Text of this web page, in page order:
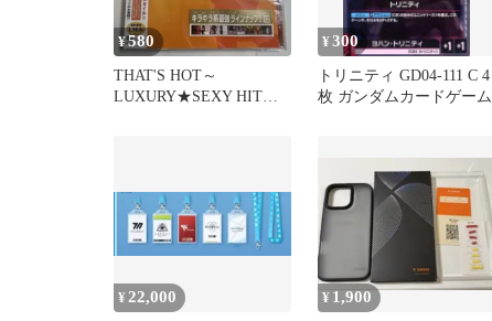
¥580
THAT'S HOT～
LUXURY★SEXY HIT
¥300
トリニティ GD04-111 C 4
枚 ガンダムカードゲーム
¥22,000 ¥ 1,900